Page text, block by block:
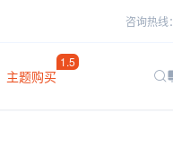
咨询热线：
主题购买
1.5